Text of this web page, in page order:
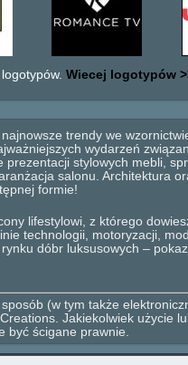
Wiecej logotypów
trendy we
wydarzeń
stylowych mebli,
salonu. Architektura
formie!
lifestylowi, z którego
technologii, motoryzacji,
dóbr luksusowych –
(w tym także
Jakiekolwiek użycie
być ścigane prawnie.